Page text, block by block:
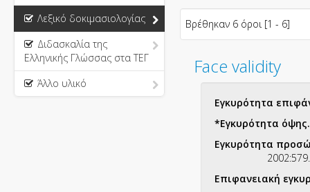
Λεξικό δοκιμασιολογίας
Διδασκαλία της
Ελληνικής Γλώσσας στα ΤΕΓ
Άλλο υλικό
Βρέθηκαν 6 όροι [1 - 6]
Face validity
Εγκυρότητα
*Εγκυρότητα
Εγκυρότητα
2002:579.
Επιφανειακή